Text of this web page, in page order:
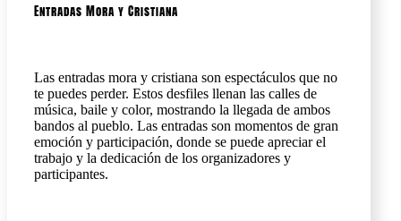
Entradas Mora y Cristiana
Las entradas mora y cristiana son espectáculos que no
te puedes perder. Estos desfiles llenan las calles de
música, baile y color, mostrando la llegada de ambos
bandos al pueblo. Las entradas son momentos de gran
emoción y participación, donde se puede apreciar el
trabajo y la dedicación de los organizadores y
participantes.